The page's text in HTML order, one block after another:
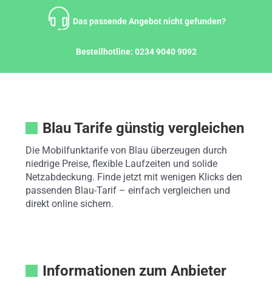
Das passende Angebot nicht gefunden?
Bestellhotline: 0234 9040 9092
Blau Tarife günstig vergleichen
Die Mobilfunktarife von Blau überzeugen durch
niedrige Preise, flexible Laufzeiten und solide
Netzabdeckung. Finde jetzt mit wenigen Klicks den
passenden Blau-Tarif – einfach vergleichen und
direkt online sichern.
Informationen zum Anbieter